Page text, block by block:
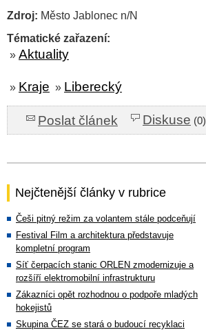
Zdroj: Město Jablonec n/N
Tématické zařazení:
» Aktuality
» Kraje » Liberecký
Poslat článek Diskuse (0)
Nejčtenější články v rubrice
Češi pitný režim za volantem stále podceňují
Festival Film a architektura představuje
kompletní program
Síť čerpacích stanic ORLEN zmodernizuje a
rozšíří elektromobilní infrastrukturu
Zákazníci opět rozhodnou o podpoře mladých
hokejistů
Skupina ČEZ se stará o budoucí recyklaci